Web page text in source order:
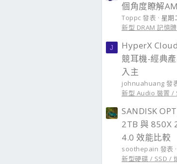
個角度瞭解
Toppc 發表 星期
新型 DRAM 記憶
J
HyperX
競耳機-經典
入主
johnuahuang 發
新型 Audio 裝置 /
SANDISK
2TB 與 850X
4.0 效能比較
soothepain 發表
新型硬碟 / SSD /